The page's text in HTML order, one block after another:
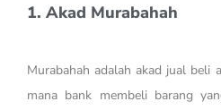
1. Akad Murabahah
Murabahah adalah akad jual beli
mana bank membeli barang